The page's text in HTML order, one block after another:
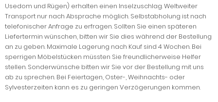
Usedom und Rügen) erhalten einen Inselzuschlag. Weltweiter
Transport nur nach Absprache möglich. Selbstabholung ist nach
telefonischer Anfrage zu erfragen. Sollten Sie einen späteren
Liefertermin wünschen, bitten wir Sie dies während der Bestellung
an zu geben. Maximale Lagerung nach Kauf sind 4 Wochen. Bei
sperrigen Möbelstücken müssten Sie freundlicherweise Helfer
stellen. Sonderwünsche bitten wir Sie vor der Bestellung mit uns
ab zu sprechen. Bei Feiertagen, Oster-, Weihnachts- oder
Sylvesterzeiten kann es zu geringen Verzögerungen kommen.